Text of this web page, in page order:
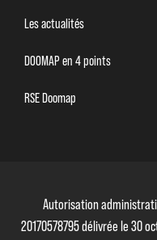
Les actualités
DOOMAP en 4 points
RSE Doomap
Autorisation
20170578795 délivrée le 30